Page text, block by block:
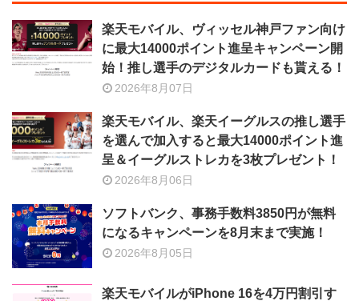
楽天モバイル、ヴィッセル神戸ファン向け
に最大14000ポイント進呈キャンペーン開
始！推し選手のデジタルカードも貰える！
2026年8月07日
楽天モバイル、楽天イーグルスの推し選手
を選んで加入すると最大14000ポイント進
呈＆イーグルストレカを3枚プレゼント！
2026年8月06日
ソフトバンク、事務手数料3850円が無料
になるキャンペーンを8月末まで実施！
2026年8月05日
楽天モバイルがiPhone 16を4万円割引す